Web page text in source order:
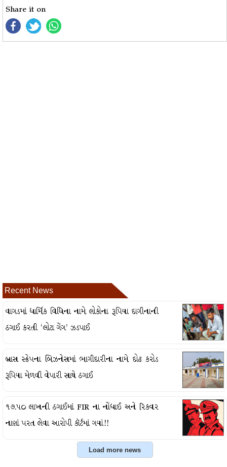
Share it on
Recent News
વાગડમાં ધાર્મિક વિધિના નામે લોકોના રૂપિયા દાગીનાની
ઠગાઈ કરતી ‘લોટા ગેંગ’ ઝડપાઈ
બ્રાસ સ્ક્રેપના બિઝનેસમાં ભાગીદારીના નામે દોઢ કરોડ
રૂપિયા મેળવી વેપારી સાથે ઠગાઈ
૧૭.૫૦ લાખની ઠગાઈમાં FIR ના નોંધાઈ અને રિકવર
નાણાં પરત લેવા આરોપી કૉર્ટમાં ગયાં!!